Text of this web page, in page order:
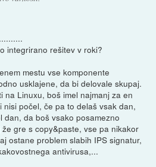
integrirano rešitev v roki?
mestu vse komponente
usklajene, da bi delovale skupaj.
na Linuxu, boš imel najmanj za en
počel, če pa to delaš vsak dan,
da boš vsako posamezno
gre s copy&paste, vse pa nikakor
ostane problem slabih IPS signatur,
antivirusa,...